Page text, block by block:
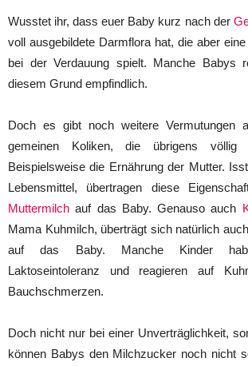
Wusstet ihr, dass euer Baby kurz nach der
voll ausgebildete Darmflora hat, die aber
bei der Verdauung spielt. Manche Babys
diesem Grund empfindlich.
Doch es gibt noch weitere Vermutungen
gemeinen Koliken, die übrigens völlig
Beispielsweise die Ernährung der Mutter.
Lebensmittel, übertragen diese
Muttermilch auf das Baby. Genauso auch
Mama Kuhmilch, überträgt sich natürlich
auf das Baby. Manche Kinder
Laktoseintoleranz und reagieren auf
Bauchschmerzen.
Doch nicht nur bei einer Unverträglichkeit,
können Babys den Milchzucker noch nicht